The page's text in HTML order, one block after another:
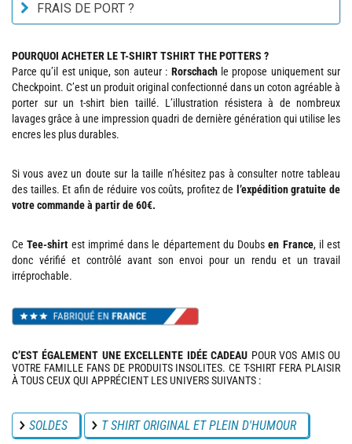
FRAIS DE PORT ?
POURQUOI ACHETER LE T-SHIRT TSHIRT THE POTTERS ?
Parce qu’il est unique, son auteur : Rorschachle propose uniquement sur
Checkpoint. C’est un produit original confectionné dans un coton agréable à
porter sur un t-shirt bien taillé. L’illustration résistera à de nombreux
lavages grâce à une impression quadri de dernière génération qui utilise les
encres les plus durables.
Si vous avez un doute sur la taille n’hésitez pas à consulter notre tableau
des tailles. Et afin de réduire vos coûts, profitez de l’expédition gratuite de
votre commande à partir de 60€.
CeTee-shirt est imprimé dans le département du Doubsen France, il est
donc vérifié et contrôlé avant son envoi pour un rendu et un travail
irréprochable.
C’EST ÉGALEMENT UNE EXCELLENTE IDÉE CADEAU POUR VOS AMIS OU
VOTRE FAMILLE FANS DE PRODUITS INSOLITES. CE T-SHIRT FERA PLAISIR
À TOUS CEUX QUI APPRÉCIENT LES UNIVERS SUIVANTS :
SOLDES T SHIRT ORIGINAL ET PLEIN D'HUMOUR